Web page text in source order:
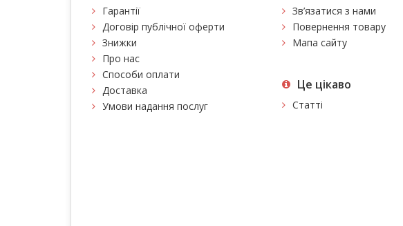
Гарантії
Договір публічної оферти
Знижки
Про нас
Способи оплати
Доставка
Умови надання послуг
Зв’язатися з нами
Повернення товару
Мапа сайту
Це цiкаво
Статті